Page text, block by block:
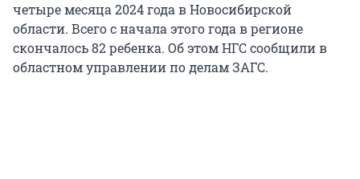
четыре месяца 2024 года в Новосибирской
области. Всего с начала этого года в регионе
скончалось 82 ребенка. Об этом НГС сообщили в
областном управлении по делам ЗАГС.